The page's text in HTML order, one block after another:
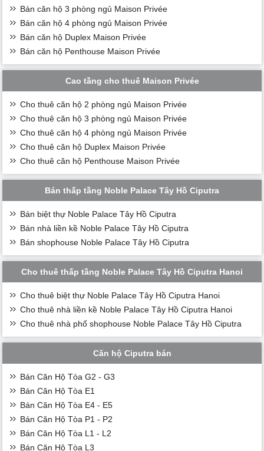
Bán căn hộ 3 phòng ngủ Maison Privée
Bán căn hộ 4 phòng ngủ Maison Privée
Bán căn hộ Duplex Maison Privée
Bán căn hộ Penthouse Maison Privée
Cao tầng cho thuê Maison Privée
Cho thuê căn hộ 2 phòng ngủ Maison Privée
Cho thuê căn hộ 3 phòng ngủ Maison Privée
Cho thuê căn hộ 4 phòng ngủ Maison Privée
Cho thuê căn hộ Duplex Maison Privée
Cho thuê căn hộ Penthouse Maison Privée
Bán thấp tầng Noble Palace Tây Hồ Ciputra
Bán biệt thự Noble Palace Tây Hồ Ciputra
Bán nhà liền kề Noble Palace Tây Hồ Ciputra
Bán shophouse Noble Palace Tây Hồ Ciputra
Cho thuê thấp tầng Noble Palace Tây Hồ Ciputra Hanoi
Cho thuê biệt thự Noble Palace Tây Hồ Ciputra Hanoi
Cho thuê nhà liền kề Noble Palace Tây Hồ Ciputra Hanoi
Cho thuê nhà phố shophouse Noble Palace Tây Hồ Ciputra
Căn hộ Ciputra bán
Bán Căn Hộ Tòa G2 - G3
Bán Căn Hộ Tòa E1
Bán Căn Hộ Tòa E4 - E5
Bán Căn Hộ Tòa P1 - P2
Bán Căn Hộ Tòa L1 - L2
Bán Căn Hộ Tòa L3